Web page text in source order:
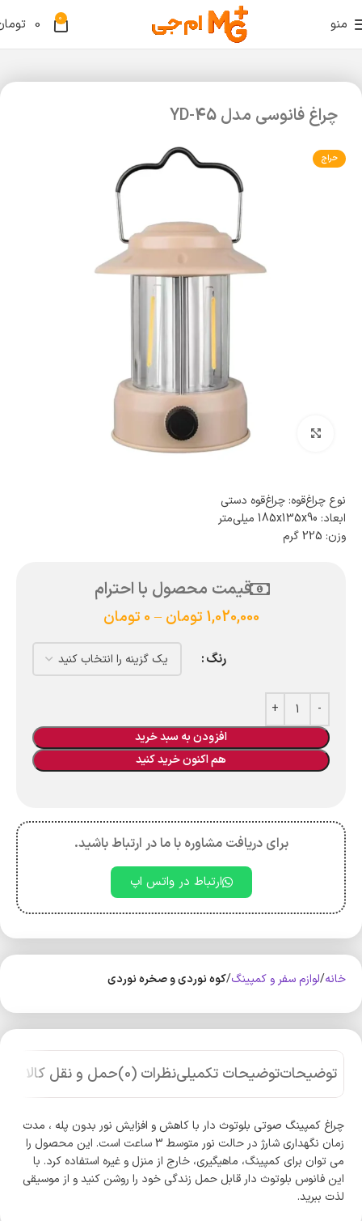
منو 0
0
چراغ فانوسی مدل YD-45
حراج
بزرگنمایی تصویر
نوع چراغ‌قوه: چراغ‌قوه دستی
ابعاد: 185x135x90 میلی‌متر
وزن: 225 گرم
قیمت محصول با احترام
1,020,000 تومان –
0 تومان
رنگ
افزودن به سبد خرید
هم اکنون خرید کنید
برای دریافت مشاوره با ما در ارتباط باشید.
ارتباط در واتس اپ
خانه لوازم سفر و کمپینگ کوه‌ نوردی و صخره نوردی
توضیحاتتوضیحات تکمیلینظرات (0) حمل و نقل کالا
چراغ کمپینگ صوتی بلوتوث دار با کاهش و افزایش نور بدون پله ، مدت
زمان نگهداری شارژ در حالت نور متوسط 3 ساعت است. این محصول را
می توان برای کمپینگ، ماهیگیری، خارج از منزل و غیره استفاده کرد. با
این فانوس بلوتوث دار قابل حمل زندگی خود را روشن کنید و از موسیقی
لذت ببرید.